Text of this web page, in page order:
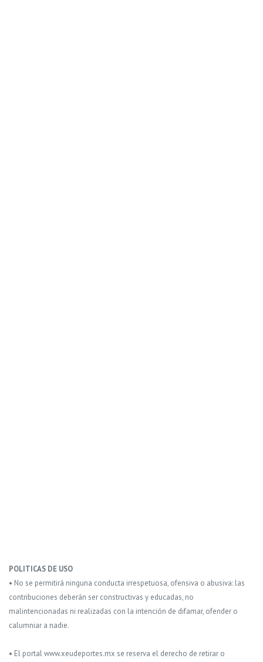
POLITICAS DE USO
• No se permitirá ninguna conducta irrespetuosa, ofensiva o abusiva: las
contribuciones deberán ser constructivas y educadas, no
malintencionadas ni realizadas con la intención de difamar, ofender o
calumniar a nadie.
• El portal www.xeudeportes.mx se reserva el derecho de retirar o